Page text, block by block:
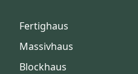
Fertighaus
Massivhaus
Blockhaus